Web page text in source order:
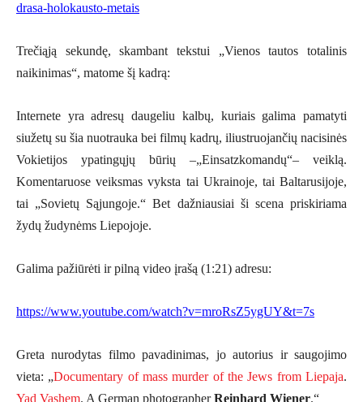
drasa-holokausto-metais
Trečiąją sekundę, skambant tekstui „Vienos tautos totalinis
naikinimas“, matome šį kadrą:
Internete yra adresų daugeliu kalbų, kuriais galima pamatyti
siužetų su šia nuotrauka bei filmų kadrų, iliustruojančių nacisinės
Vokietijos ypatingųjų būrių –„Einsatzkomandų“– veiklą.
Komentaruose veiksmas vyksta tai Ukrainoje, tai Baltarusijoje,
tai „Sovietų Sąjungoje.“ Bet dažniausiai ši scena priskiriama
žydų žudynėms Liepojoje.
Galima pažiūrėti ir pilną video įrašą (1:21) adresu:
https://www.youtube.com/watch?v=mroRsZ5ygUY&t=7s
Greta nurodytas filmo pavadinimas, jo autorius ir saugojimo
vieta: „Documentary of mass murder of the Jews from Liepaja.
Yad Vashem. A German photographerReinhard Wiener.“